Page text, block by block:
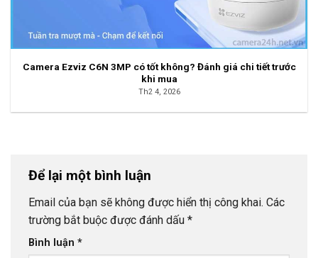
Camera Ezviz C6N 3MP có tốt không? Đánh giá chi tiết trước
khi mua
Th2 4, 2026
Để lại một bình luận
Email của bạn sẽ không được hiển thị công khai. Các
trường bắt buộc được đánh dấu *
Bình luận *